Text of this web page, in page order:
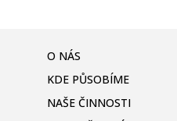
O NÁS
KDE PŮSOBÍME
NAŠE ČINNOSTI